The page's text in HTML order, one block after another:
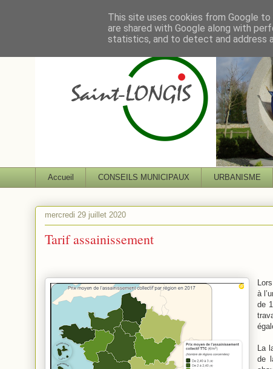
Accueil CONSEILS MUNICIPAUX URBANISME
mercredi 29 juillet 2020
Tarif assainissement
à
de
La
de
This site uses cookies from Google
are shared with Google along with
statistics, and to detect and address